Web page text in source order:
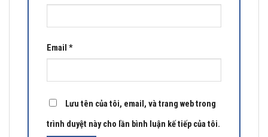
Email *
Lưu tên của tôi, email, và trang web trong
trình duyệt này cho lần bình luận kế tiếp của tôi.